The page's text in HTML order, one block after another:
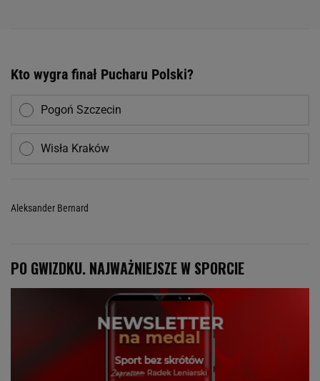
Kto wygra finał Pucharu Polski?
Pogoń Szczecin
Wisła Kraków
Aleksander Bernard